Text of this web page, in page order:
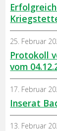
Protokoll
vom
25. Februar
Inserat
17. Februar
13. Februar